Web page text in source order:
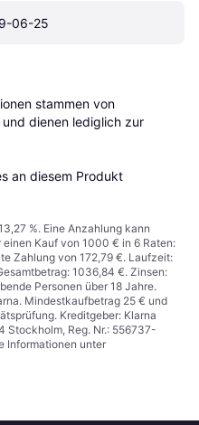
06-25
stammen von
dienen lediglich zur
an diesem Produkt
%. Eine Anzahlung kann
Kauf von 1000 € in 6 Raten:
Zahlung von 172,79 €. Laufzeit:
1036,84 €. Zinsen:
Personen über 18 Jahre.
Mindestkaufbetrag 25 € und
Kreditgeber: Klarna
Stockholm, Reg. Nr.: 556737-
Informationen unter